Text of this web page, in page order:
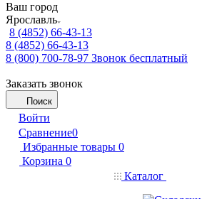
Ваш город
Ярославль
8 (4852) 66-43-13
8 (4852) 66-43-13
8 (800) 700-78-97 Звонок бесплатный
Заказать звонок
Поиск
Войти
Сравнение0
Избранные товары 0
Корзина 0
Каталог